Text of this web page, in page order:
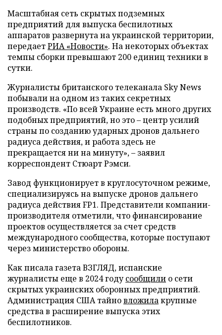
Масштабная сеть скрытых подземных
предприятий для выпуска беспилотных
аппаратов развернута на украинской территории,
передаетРИА «Новости». На некоторых объектах
темпы сборки превышают 200 единиц техники в
сутки.
Журналисты британского телеканала Sky News
побывали на одном из таких секретных
производств. «По всей Украине есть много других
подобных предприятий, но это – центр усилий
страны по созданию ударных дронов дальнего
радиуса действия, и работа здесь не
прекращается ни на минуту», – заявил
корреспондент Стюарт Рэмси.
Завод функционирует в круглосуточном режиме,
специализируясь на выпуске дронов дальнего
радиуса действия FP1. Представители компании-
производителя отметили, что финансирование
проектов осуществляется за счет средств
международного сообщества, которые поступают
через министерство обороны.
Как писала газета ВЗГЛЯД, испанские
журналисты еще в 2024 годусообщили о сети
скрытых украинских оборонных предприятий.
Администрация США тайновложилакрупные
средства в расширение выпуска этих
беспилотников.